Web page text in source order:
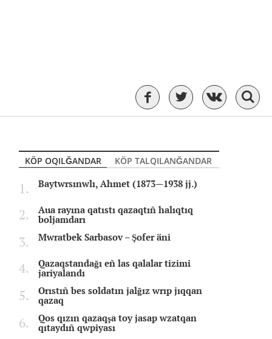
KÖP OQILĞANDAR
KÖP TALQILANĞANDAR
Baytwrsınwlı, Ahmet (1873—1938 jj.)
Aua rayına qatıstı qazaqtıñ halıqtıq
boljamdarı
Mwratbek Sarbasov – Şofer äni
Qazaqstandağı eñ las qalalar tizimi
jariyalandı
Orıstıñ bes soldatın jalğız wrıp jıqqan
qazaq
Qos qızın qazaqşa toy jasap wzatqan
qıtaydıñ qwpiyası